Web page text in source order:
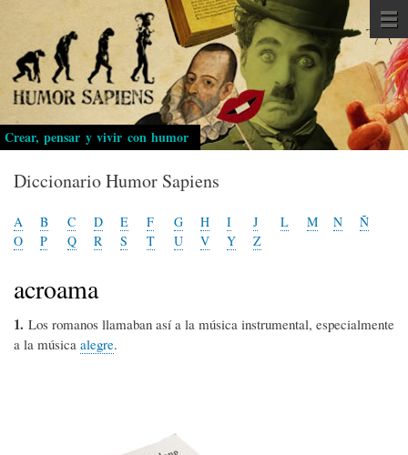
Pasar
al
contenido
principal
Crear, pensar y vivir con humor
Diccionario Humor Sapiens
A B C D E F G H I J L M N
Ñ
O
P Q R S T U V Y Z
acroama
1. Los romanos llamaban así a la música instrumental, especialmente
a la música alegre.